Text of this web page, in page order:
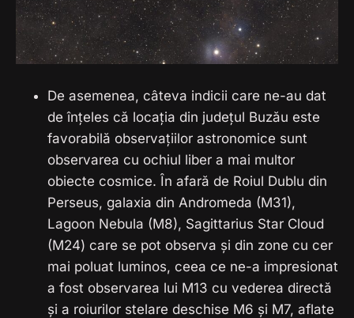
De asemenea, câteva indicii care ne-au dat
de înțeles că locația din județul Buzău este
favorabilă observațiilor astronomice sunt
observarea cu ochiul liber a mai multor
obiecte cosmice. În afară de Roiul Dublu din
Perseus, galaxia din Andromeda (M31),
Lagoon Nebula (M8), Sagittarius Star Cloud
(M24) care se pot observa și din zone cu cer
mai poluat luminos, ceea ce ne-a impresionat
a fost observarea lui M13 cu vederea directă
și a roiurilor stelare deschise M6 și M7, aflate